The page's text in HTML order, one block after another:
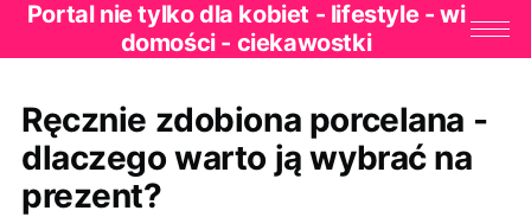
Portal nie tylko dla kobiet - lifestyle - wi
domości - ciekawostki
Ręcznie zdobiona porcelana -
dlaczego warto ją wybrać na
prezent?